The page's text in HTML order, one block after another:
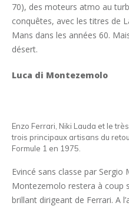
70), des moteurs atmo au
conquêtes, avec les titres de
Mans dans les années 60.
désert.
Luca di Montezemolo
Enzo Ferrari, Niki Lauda et le
trois principaux artisans du
Formule 1 en 1975.
Evincé sans classe par
Montezemolo restera à coup
brillant dirigeant de Ferrari. A